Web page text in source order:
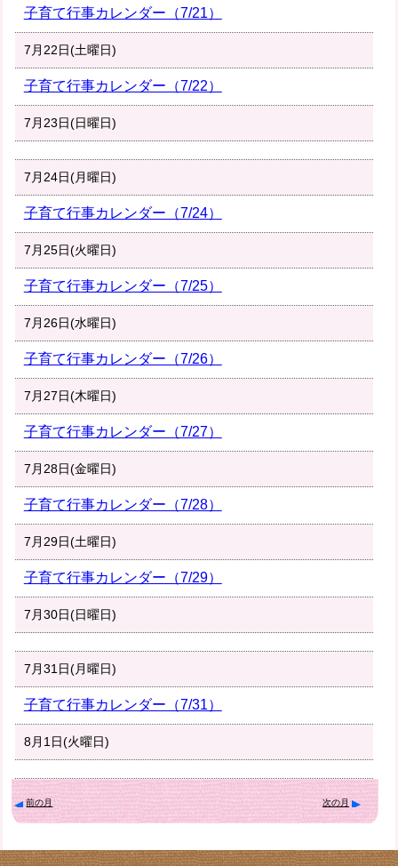
子育て行事カレンダー（7/21）
7月22日(土曜日)
子育て行事カレンダー（7/22）
7月23日(日曜日)
7月24日(月曜日)
子育て行事カレンダー（7/24）
7月25日(火曜日)
子育て行事カレンダー（7/25）
7月26日(水曜日)
子育て行事カレンダー（7/26）
7月27日(木曜日)
子育て行事カレンダー（7/27）
7月28日(金曜日)
子育て行事カレンダー（7/28）
7月29日(土曜日)
子育て行事カレンダー（7/29）
7月30日(日曜日)
7月31日(月曜日)
子育て行事カレンダー（7/31）
8月1日(火曜日)
前の月 次の月